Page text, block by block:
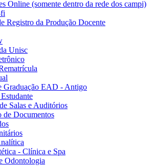
Online (somente dentro da rede dos campi)
Registro da Produção Docente
Unisc
Graduação EAD - Antigo
Salas e Auditórios
de Documentos
- Clínica e Spa
Odontologia